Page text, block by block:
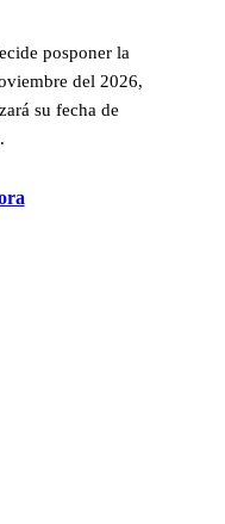
posponer la
del 2026,
su fecha de